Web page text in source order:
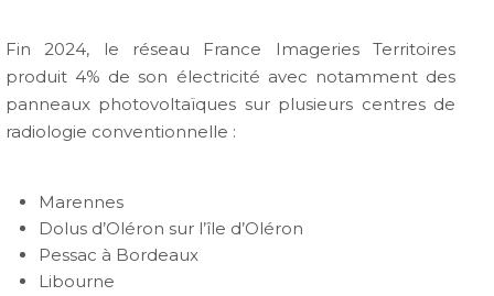
Fin 2024, le réseau France Imageries Territoires
produit 4% de son électricité avec notamment des
panneaux photovoltaïques sur plusieurs centres de
radiologie conventionnelle :
Marennes
Dolus d’Oléron sur l’île d’Oléron
Pessac à Bordeaux
Libourne